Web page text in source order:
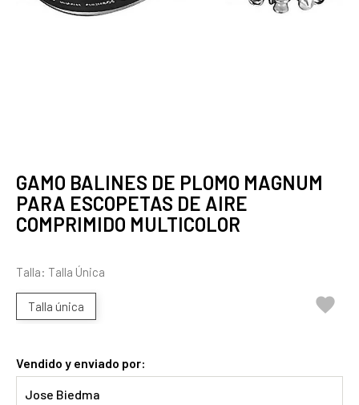
GAMO BALINES DE PLOMO MAGNUM
PARA ESCOPETAS DE AIRE
COMPRIMIDO MULTICOLOR
Talla: Talla Única
Talla única 
Vendido y enviado por:
Jose Biedma